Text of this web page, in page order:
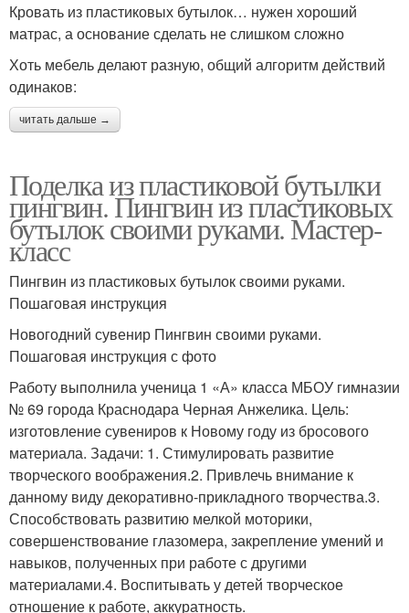
Кровать из пластиковых бутылок… нужен хороший
матрас, а основание сделать не слишком сложно
Хоть мебель делают разную, общий алгоритм действий
одинаков:
читать дальше →
Поделка из пластиковой бутылки
пингвин. Пингвин из пластиковых
бутылок своими руками. Мастер-
класс
Пингвин из пластиковых бутылок своими руками.
Пошаговая инструкция
Новогодний сувенир Пингвин своими руками.
Пошаговая инструкция с фото
Работу выполнила ученица 1 «А» класса МБОУ гимназии
№ 69 города Краснодара Черная Анжелика. Цель:
изготовление сувениров к Новому году из бросового
материала. Задачи: 1. Стимулировать развитие
творческого воображения.2. Привлечь внимание к
данному виду декоративно-прикладного творчества.3.
Способствовать развитию мелкой моторики,
совершенствование глазомера, закрепление умений и
навыков, полученных при работе с другими
материалами.4. Воспитывать у детей творческое
отношение к работе, аккуратность.